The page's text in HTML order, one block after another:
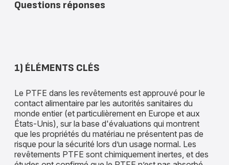
Questions réponses
1) ÉLÉMENTS CLÉS
Le PTFE dans les revêtements est approuvé pour le
contact alimentaire par les autorités sanitaires du
monde entier (et particulièrement en Europe et aux
États-Unis), sur la base d'évaluations qui montrent
que les propriétés du matériau ne présentent pas de
risque pour la sécurité lors d’un usage normal. Les
revêtements PTFE sont chimiquement inertes, et des